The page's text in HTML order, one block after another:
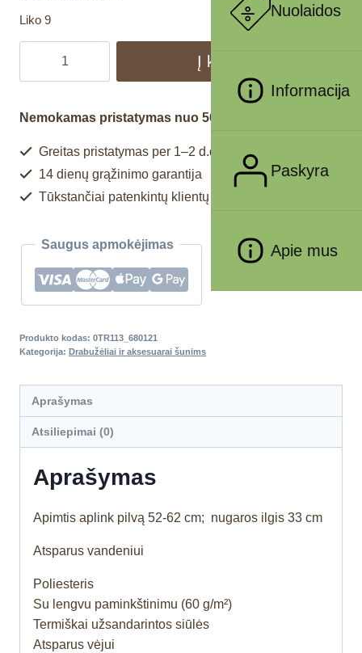
Nuolaidos
Informacija
Paskyra
Apie mus
Liko 9
Į krepšelį
Nemokamas pristatymas nuo 50€
Greitas pristatymas per 1–2 d.d.
14 dienų grąžinimo garantija
Tūkstančiai patenkintų klientų
Saugus apmokėjimas
Produkto kodas: 0TR113_680121
Kategorija: Drabužėliai ir aksesuarai šunims
Aprašymas
Atsiliepimai (0)
Aprašymas
Apimtis aplink pilvą 52-62 cm; nugaros ilgis 33 cm
Atsparus vandeniui
Poliesteris
Su lengvu paminkštinimu (60 g/m²)
Termiškai užsandarintos siūlės
Atsparus vėjui